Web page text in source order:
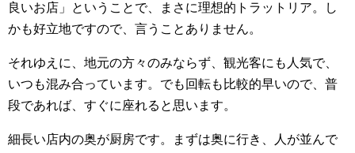
良いお店」ということで、まさに理想的トラットリア。し
かも好立地ですので、言うことありません。
それゆえに、地元の方々のみならず、観光客にも人気で、
いつも混み合っています。でも回転も比較的早いので、普
段であれば、すぐに座れると思います。
細長い店内の奥が厨房です。まずは奥に行き、人が並んで